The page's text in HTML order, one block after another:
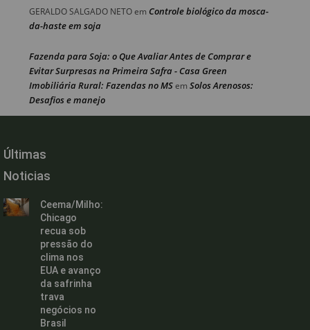
GERALDO SALGADO NETOem Controle biológico da mosca-
da-haste em soja
Fazenda para Soja: o Que Avaliar Antes de Comprar e
Evitar Surpresas na Primeira Safra - Casa Green
Imobiliária Rural: Fazendas no MSem Solos Arenosos:
Desafios e manejo
Últimas
Noticias
Ceema/Milho:
Chicago
recua sob
pressão do
clima nos
EUA e avanço
da safrinha
trava
negócios no
Brasil